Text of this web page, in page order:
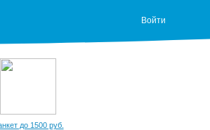
Войти
до 1500 руб.